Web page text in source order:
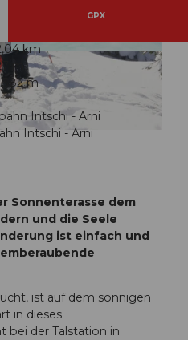
© Uri Tourismus GmbH, uri.info |CC-BY
GPX
km
m
m
Intschi - Arni
Intschi - Arni
Sonnenterasse dem
und die Seele
ist einfach und
ist auf dem sonnigen
in dieses
bei der Talstation in